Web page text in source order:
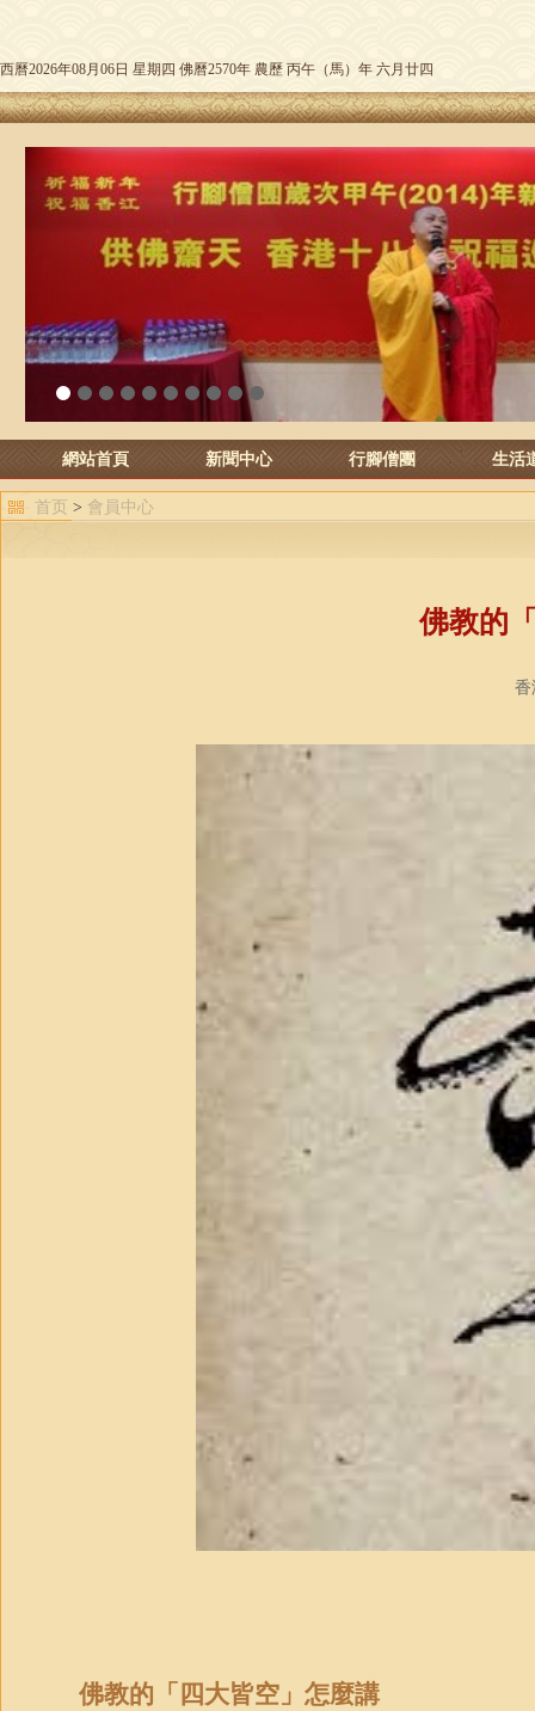
西曆2026年08月06日 星期四 佛曆2570年 農歷 丙午（馬）年 六月廿四
3 4 5 6 7 8 9 10
網站首頁 新聞中心 行腳僧團 生活
首页 > 會員中心
佛教的
香
佛教的 「四大皆空 」 怎麼講